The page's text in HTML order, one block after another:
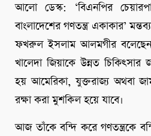
আলো ডেস্ক: ‘বিএনপির
বাংলাদেশের গণতন্ত্র একাকার’
ফখরুল ইসলাম আলমগীর বলেছেন,
খালেদা জিয়াকে উন্নত চিকিৎসার
হয় আমেরিকা, যুক্তরাজ্য অথবা
রক্ষা করা মুশকিল হয়ে যাবে।
আজ তাঁকে বন্দি করে গণতন্ত্রকে